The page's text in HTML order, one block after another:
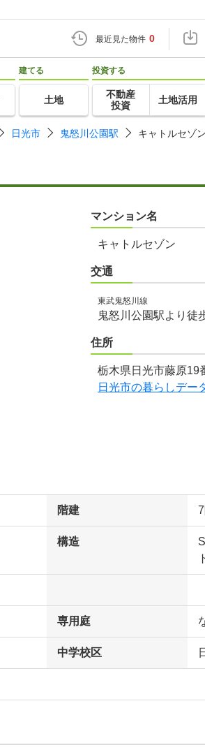
最近見た物件 0
建てる
土地
投資する
不動産
投資
土地活用
日光市 鬼怒川公園駅 キャトルセゾン
マンション名
キャトルセゾン
交通
東武鬼怒川線
鬼怒川公園駅より徒
住所
栃木県日光市藤原19
日光市の暮らしデー
階建
構造
専用庭
中学校区